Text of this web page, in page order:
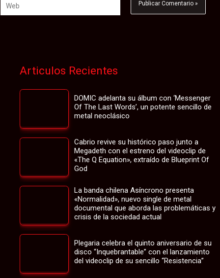
Web
Articulos Recientes
DOMIC adelanta su álbum con ‘Messenger
Of The Last Words’, un potente sencillo de
metal neoclásico
Cabrio revive su histórico paso junto a
Megadeth con el estreno del videoclip de
«The Q Equation», extraído de Blueprint Of
God
La banda chilena Asíncrono presenta
«Normalidad», nuevo single de metal
documental que aborda las problemáticas y
crisis de la sociedad actual
Plegaria celebra el quinto aniversario de su
disco “Inquebrantable” con el lanzamiento
del videoclip de su sencillo “Resistencia”